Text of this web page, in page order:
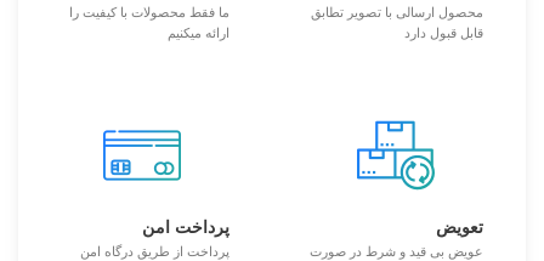
محصول ارسالی با تصویر تطابق
قابل قبول دارد
ما فقط محصولات با کیفیت را
ارائه میکنیم
تعویض
عویض بی قید و شرط در صورت
پرداخت امن
پرداخت از طریق درگاه امن